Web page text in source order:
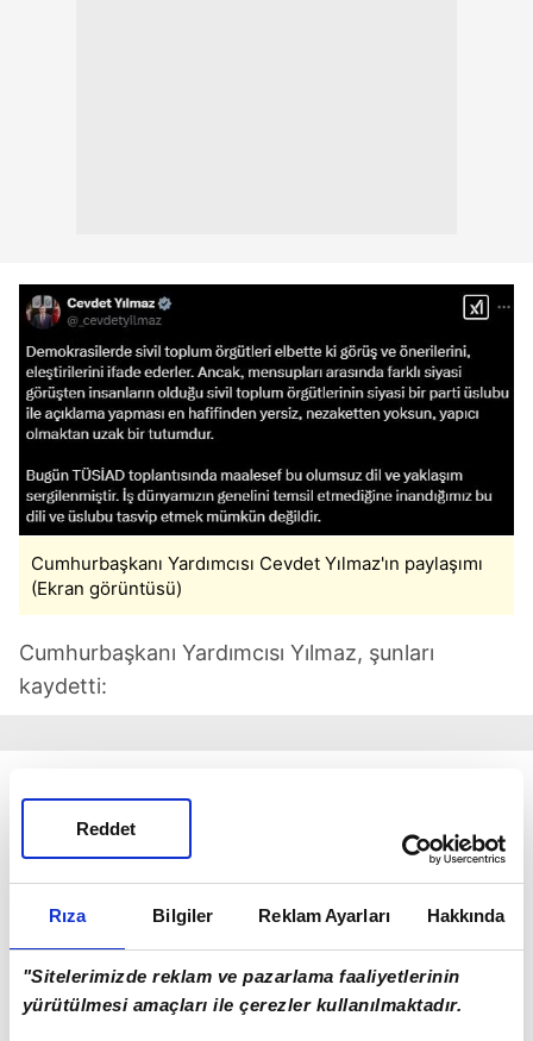
Rıza Bilgiler Reklam Ayarları Hakkında
"Sitelerimizde reklam ve pazarlama faaliyetlerinin
yürütülmesi amaçları ile çerezler kullanılmaktadır.
Reddet
Cumhurbaşkanı Yardımcısı Cevdet Yılmaz'ın paylaşımı
(Ekran görüntüsü)
Cumhurbaşkanı Yardımcısı Yılmaz, şunları
kaydetti:
olumsuz dil ve yaklaşım sergilenmiştir. İş
dünyamızın genelini temsil etmediğine
inandığımız bu dili ve üslubu tasvip etmek
mümkün değildir. Sürekli bir şekilde topluma
karamsarlık yayarak, felaket tellallığı yaparak
olumlu bir gelecek inşa edilemez. Bir iş insanları
örgütünün öncelikle katma değeri yüksek,